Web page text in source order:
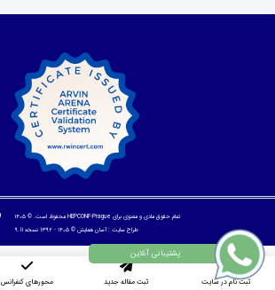
تمام حقوق مادی و معنوی برای HEPCONF-Prague محفوظ است. © ۱۴۰۵
طراح سایت :آسان همایش © ۱۴۰۵ - 1392 نسخه 9.11
ثبت نام در سایت ثبت مقاله جدید محورهای کنفرانس